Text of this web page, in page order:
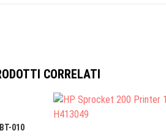
CORRELATI
010